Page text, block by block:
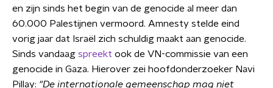
en zijn sinds het begin van de genocide al meer dan
60.000 Palestijnen vermoord. Amnesty stelde eind
vorig jaar dat Israël zich schuldig maakt aan genocide.
Sinds vandaag spreekt ook de VN-commissie van een
genocide in Gaza. Hierover zei hoofdonderzoeker Navi
Pillay: "De internationale gemeenschap mag niet